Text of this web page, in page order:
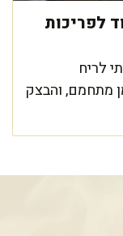
לפריכות
לריח
מתחמם, והבצק